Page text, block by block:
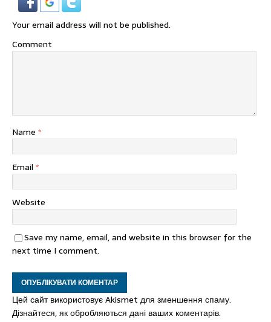
Your email address will not be published.
Comment
Name *
Email *
Website
Save my name, email, and website in this browser for the
next time I comment.
Цей сайт використовує Akismet для зменшення спаму.
Дізнайтеся, як обробляються дані ваших коментарів.